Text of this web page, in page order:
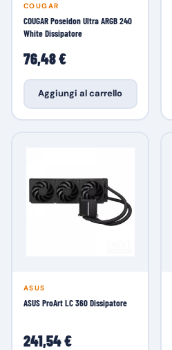
COUGAR
COUGAR Poseidon Ultra ARGB 240
White Dissipatore
76,48 €
Aggiungi al carrello
ASUS
ASUS ProArt LC 360 Dissipatore
241,54 €